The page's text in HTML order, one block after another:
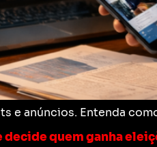
e anúncios. Entenda
quem ganha